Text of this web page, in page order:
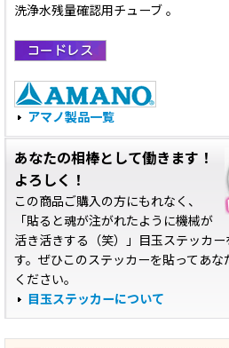
洗浄水残量確認用チューブ 。
アマノ製品一覧
あなたの相棒として働きます！
よろしく！
この商品ご購入の方にもれなく、
「貼ると魂が注がれたように機械が
活き活きする（笑）」目玉ステッカ
す。ぜひこのステッカーを貼ってあな
ください。
目玉ステッカーについて